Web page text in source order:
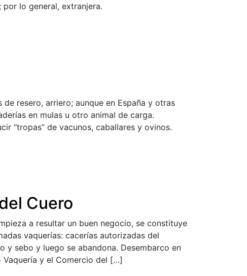
lo general, extranjera.
resero, arriero; aunque en España y otras
en mulas u otro animal de carga.
“tropas” de vacunos, caballares y ovinos.
Cuero
a resultar un buen negocio, se constituye
vaquerías: cacerías autorizadas del
y sebo y luego se abandona. Desembarco en
Vaquería y el Comercio del […]